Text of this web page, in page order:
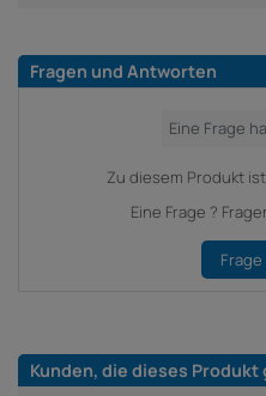
Fragen und Antworten
Zu diesem Produkt
Eine Frage ?
Kunden, die dieses